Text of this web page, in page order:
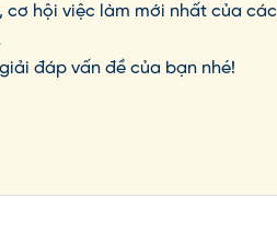
cơ hội việc làm mới nhất của các
đáp vấn đề của bạn nhé!